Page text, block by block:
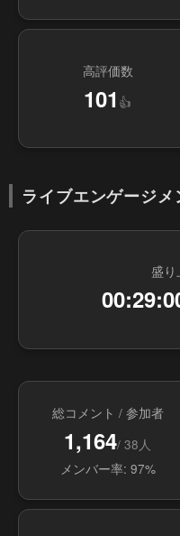
高評価数
101 👍
ライブエンゲージ
盛り
総コメント / 参加者
1,164/ 38人
メンバー率: 97%